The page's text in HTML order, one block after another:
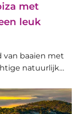
met
leuk
van baaien met
natuurlijk…